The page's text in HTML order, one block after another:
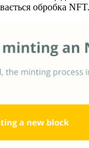
обробка NFT.